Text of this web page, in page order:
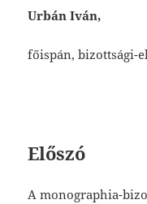
Urbán Iván,
főispán, bizottsági-
Előszó
A monographia-